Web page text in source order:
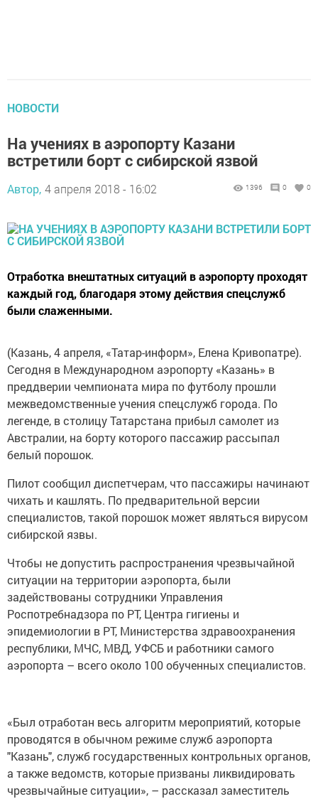
НОВОСТИ
На учениях в аэропорту Казани
встретили борт с сибирской язвой
Автор, 4 апреля 2018 - 16:02 1396 0 0
Отработка внештатных ситуаций в аэропорту проходят
каждый год, благодаря этому действия спецслужб
были слаженными.
(Казань, 4 апреля, «Татар-информ», Елена Кривопатре).
Сегодня в Международном аэропорту «Казань» в
преддверии чемпионата мира по футболу прошли
межведомственные учения спецслужб города. По
легенде, в столицу Татарстана прибыл самолет из
Австралии, на борту которого пассажир рассыпал
белый порошок.
Пилот сообщил диспетчерам, что пассажиры начинают
чихать и кашлять. По предварительной версии
специалистов, такой порошок может являться вирусом
сибирской язвы.
Чтобы не допустить распространения чрезвычайной
ситуации на территории аэропорта, были
задействованы сотрудники Управления
Роспотребнадзора по РТ, Центра гигиены и
эпидемиологии в РТ, Министерства здравоохранения
республики, МЧС, МВД, УФСБ и работники самого
аэропорта – всего около 100 обученных специалистов.
«Был отработан весь алгоритм мероприятий, которые
проводятся в обычном режиме служб аэропорта
"Казань", служб государственных контрольных органов,
а также ведомств, которые призваны ликвидировать
чрезвычайные ситуации», – рассказал заместитель